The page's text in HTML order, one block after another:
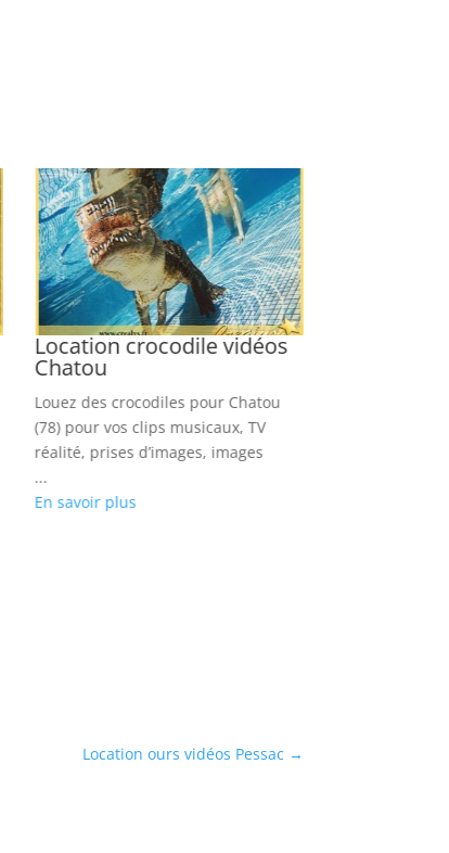
Location crocodile vidéos
Chatou
Louez des crocodiles pour Chatou
(78) pour vos clips musicaux, TV
réalité, prises d’images, images
...
En savoir plus
Location ours vidéos Pessac →